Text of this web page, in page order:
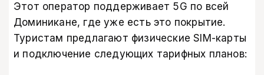
Этот оператор поддерживает 5G по всей
Доминикане, где уже есть это покрытие.
Туристам предлагают физические SIM-карты
и подключение следующих тарифных планов: